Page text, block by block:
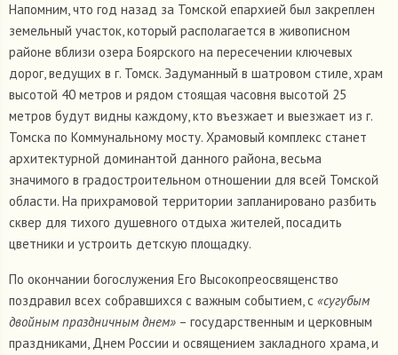
Напомним, что год назад за Томской епархией был закреплен
земельный участок, который располагается в живописном
районе вблизи озера Боярского на пересечении ключевых
дорог, ведущих в г. Томск. Задуманный в шатровом стиле, храм
высотой 40 метров и рядом стоящая часовня высотой 25
метров будут видны каждому, кто въезжает и выезжает из г.
Томска по Коммунальному мосту. Храмовый комплекс станет
архитектурной доминантой данного района, весьма
значимого в градостроительном отношении для всей Томской
области. На прихрамовой территории запланировано разбить
сквер для тихого душевного отдыха жителей, посадить
цветники и устроить детскую площадку.
По окончании богослужения Его Высокопреосвященство
поздравил всех собравшихся с важным событием, с «сугубым
двойным праздничным днем» – государственным и церковным
праздниками, Днем России и освящением закладного храма, и